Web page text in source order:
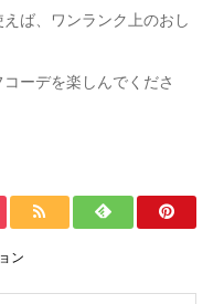
ば、ワンランク上のおし
ーデを楽しんでくださ
ン